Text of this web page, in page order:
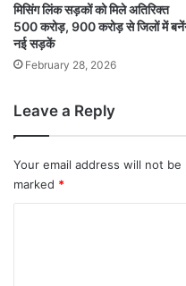
मिसिंग लिंक सड़कों को मिले अतिरिक्त
500 करोड़, 900 करोड़ से जिलों में
नई सड़कें
February 28, 2026
Leave a Reply
Your email address will not be
marked *